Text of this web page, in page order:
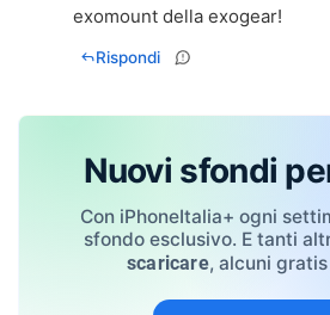
exomount della exogear!
Rispondi
Nuovi sfondi
Con iPhoneItalia+ ogni
sfondo esclusivo. E tanti
scaricare, alcuni